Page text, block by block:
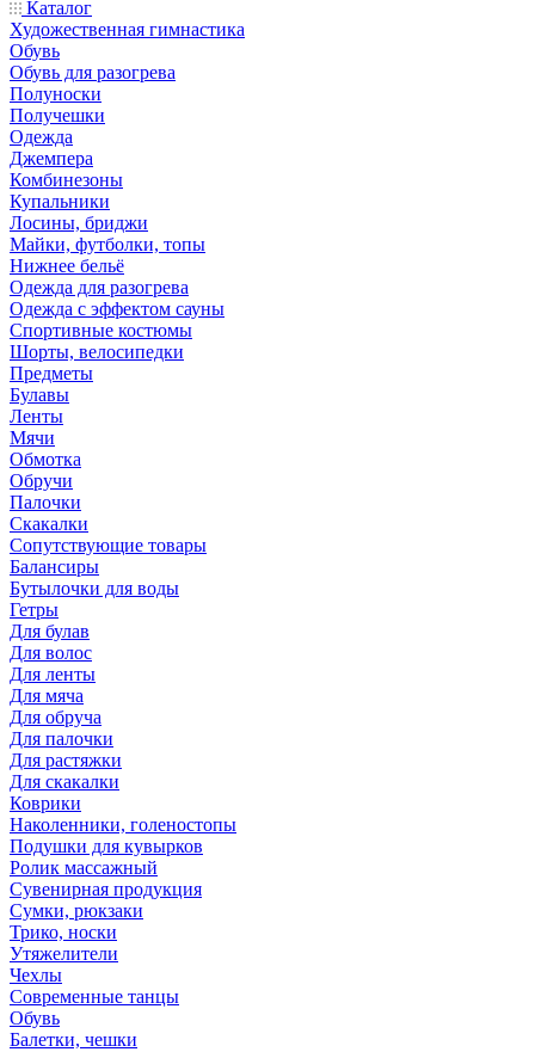
Каталог
Художественная гимнастика
Обувь
Обувь для разогрева
Полуноски
Получешки
Одежда
Джемпера
Комбинезоны
Купальники
Лосины, бриджи
Майки, футболки, топы
Нижнее бельё
Одежда для разогрева
Одежда с эффектом сауны
Спортивные костюмы
Шорты, велосипедки
Предметы
Булавы
Ленты
Мячи
Обмотка
Обручи
Палочки
Скакалки
Сопутствующие товары
Балансиры
Бутылочки для воды
Гетры
Для булав
Для волос
Для ленты
Для мяча
Для обруча
Для палочки
Для растяжки
Для скакалки
Коврики
Наколенники, голеностопы
Подушки для кувырков
Ролик массажный
Сувенирная продукция
Сумки, рюкзаки
Трико, носки
Утяжелители
Чехлы
Современные танцы
Обувь
Балетки, чешки